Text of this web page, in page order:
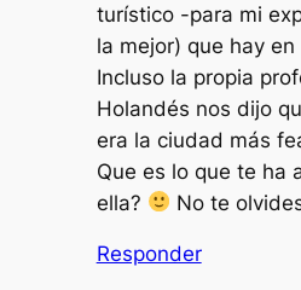
turístico -para mi
la mejor) que hay
Incluso la propia
Holandés nos dijo
era la ciudad más
Que es lo que te ha
ella?
No te
Responder